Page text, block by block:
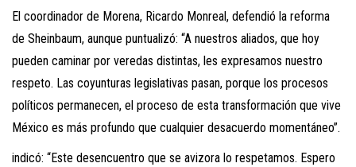
El coordinador de Morena, Ricardo Monreal, defendió la reforma
de Sheinbaum, aunque puntualizó: “A nuestros aliados, que hoy
pueden caminar por veredas distintas, les expresamos nuestro
respeto. Las coyunturas legislativas pasan, porque los procesos
políticos permanecen, el proceso de esta transformación que vive
México es más profundo que cualquier desacuerdo momentáneo”.
indicó: “Este desencuentro que se avizora lo respetamos. Espero